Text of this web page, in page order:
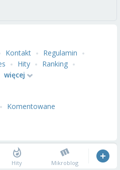
Kontakt
Regulamin
Hity
Ranking
więcej
Komentowane
Hity Mikroblog